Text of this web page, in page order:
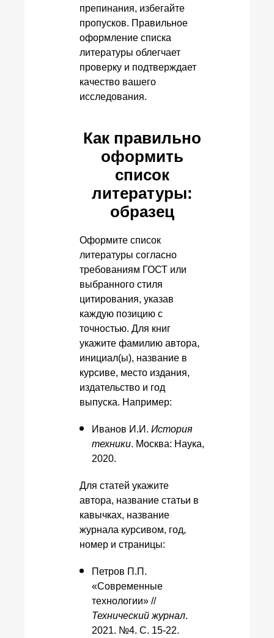
препинания, избегайте
пропусков. Правильное
оформление списка
литературы облегчает
проверку и подтверждает
качество вашего
исследования.
Как правильно
оформить
список
литературы:
образец
Оформите список
литературы согласно
требованиям ГОСТ или
выбранного стиля
цитирования, указав
каждую позицию с
точностью. Для книг
укажите фамилию автора,
инициал(ы), название в
курсиве, место издания,
издательство и год
выпуска. Например:
Иванов И.И. История
техники. Москва: Наука,
2020.
Для статей укажите
автора, название статьи в
кавычках, название
журнала курсивом, год,
номер и страницы:
Петров П.П.
«Современные
технологии» //
Технический журнал.
2021. №4. С. 15-22.